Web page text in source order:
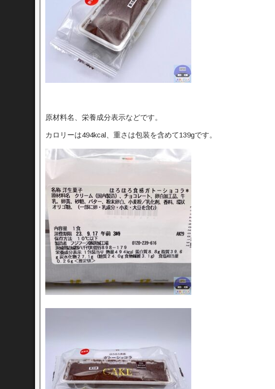
原材料名、栄養成分表示などです。
カロリーは494kcal、重さは包装を含めて139gです。